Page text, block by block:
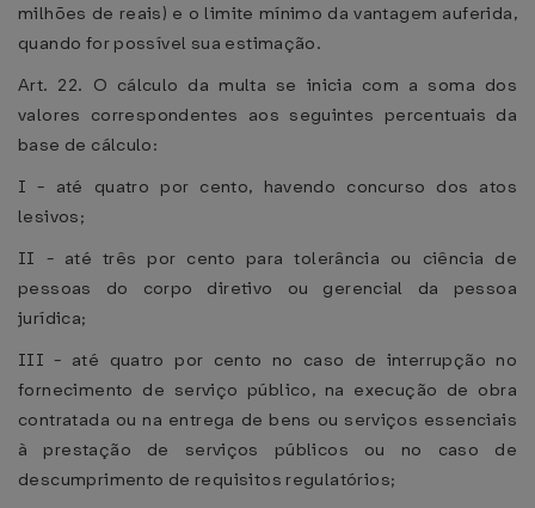
milhões de reais) e o limite mínimo da vantagem auferida,
quando for possível sua estimação.
Art. 22. O cálculo da multa se inicia com a soma dos
valores correspondentes aos seguintes percentuais da
base de cálculo:
I - até quatro por cento, havendo concurso dos atos
lesivos;
II - até três por cento para tolerância ou ciência de
pessoas do corpo diretivo ou gerencial da pessoa
jurídica;
III - até quatro por cento no caso de interrupção no
fornecimento de serviço público, na execução de obra
contratada ou na entrega de bens ou serviços essenciais
à prestação de serviços públicos ou no caso de
descumprimento de requisitos regulatórios;